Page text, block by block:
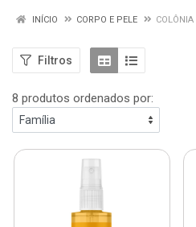
INÍCIO CORPO E PELE COLÔNIA
Filtros
8 produtos ordenados por: